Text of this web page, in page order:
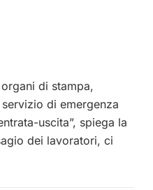
di stampa,
di emergenza
uscita”, spiega la
dei lavoratori, ci